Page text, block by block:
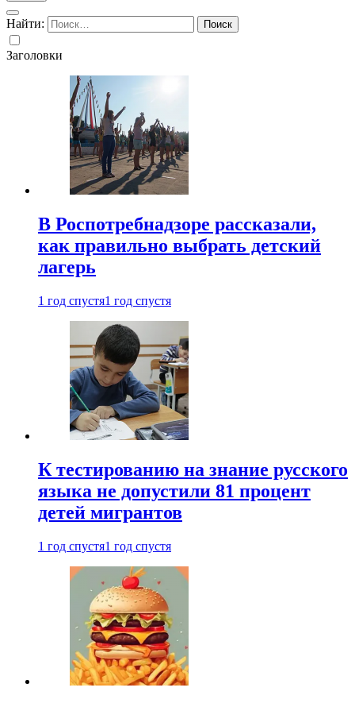
Найти:
Заголовки
В Роспотребнадзоре рассказали,
как правильно выбрать детский
лагерь
1 год спустя1 год спустя
К тестированию на знание русского
языка не допустили 81 процент
детей мигрантов
1 год спустя1 год спустя